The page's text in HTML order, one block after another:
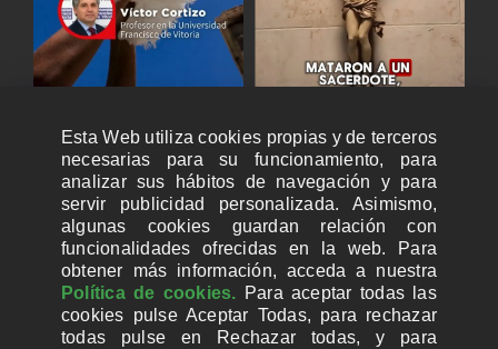
Esta Web utiliza cookies propias y de terceros
necesarias para su funcionamiento, para
analizar sus hábitos de navegación y para
servir publicidad personalizada. Asimismo,
algunas cookies guardan relación con
funcionalidades ofrecidas en la web. Para
obtener más información, acceda a nuestra
Política de cookies. Para aceptar todas las
cookies pulse Aceptar Todas, para rechazar
todas pulse en Rechazar todas, y para